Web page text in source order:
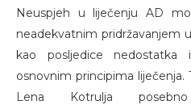
Neuspjeh u liječenju AD
neadekvatnim pridržavanjem
kao posljedice
osnovnim principima
Lena Kotrulja